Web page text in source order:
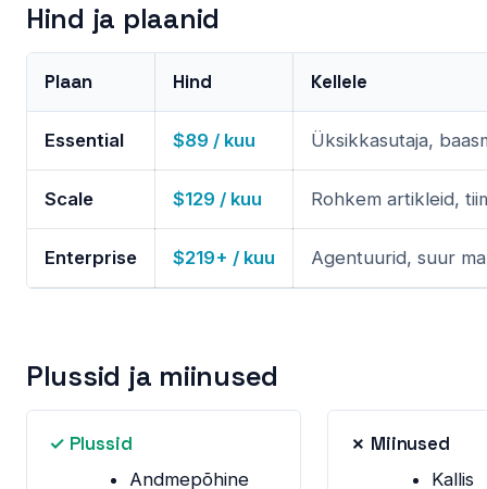
Hind ja plaanid
Plaan Hind Kellele
Essential $89 / kuu Üksikkasutaja,
Scale $129 / kuu Rohkem artikleid,
Enterprise $219+ / kuu Agentuurid, suur
Plussid ja miinused
✓ Plussid
Andmepõhine
✗ Miinused
Kallis